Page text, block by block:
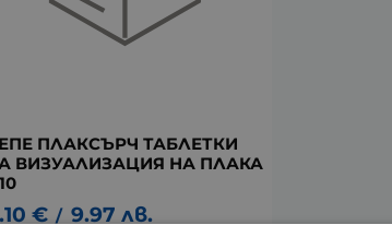
ПЛАКСЪРЧ ТАБЛЕТКИ
ВИЗУАЛИЗАЦИЯ НА ПЛАКА
€ / 9.97 лв.